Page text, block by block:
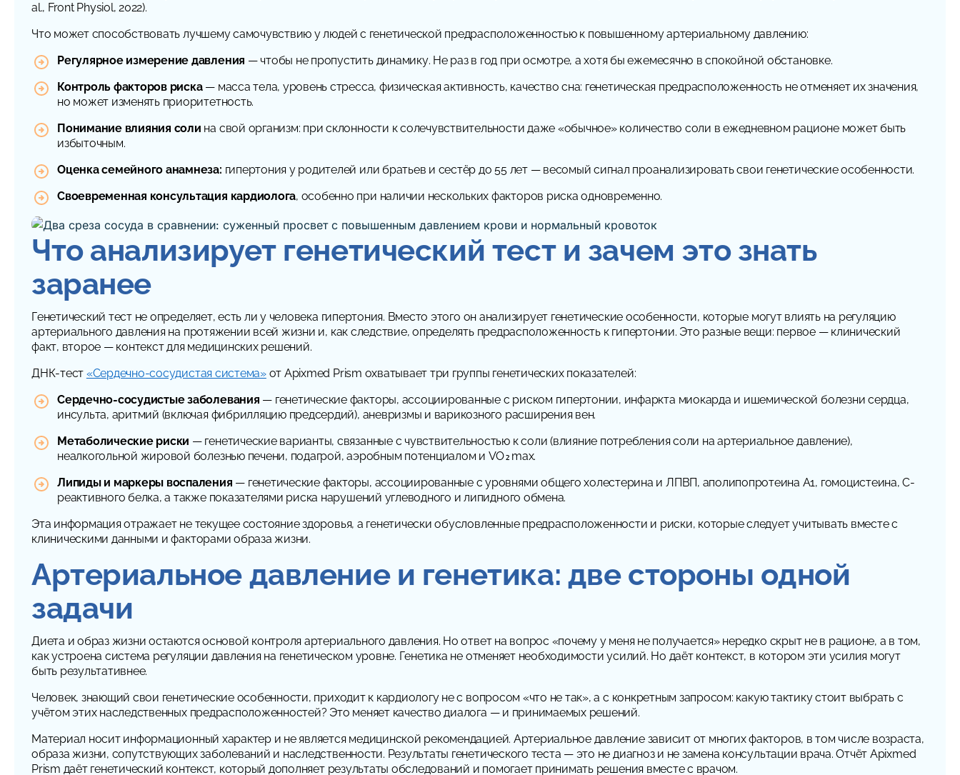
al., Front Physiol, 2022).
Что может способствовать лучшему самочувствию у людей с генетической предрасположенностью к повышенному артериальному давлению:
Регулярное измерение давления — чтобы не пропустить динамику. Не раз в год при осмотре, а хотя бы ежемесячно в спокойной обстановке.
Контроль факторов риска— масса тела, уровень стресса, физическая активность, качество сна: генетическая предрасположенность не отменяет их значения,
но может изменять приоритетность.
Понимание влияния соли на свой организм: при склонности к солечувствительности даже «обычное» количество соли в ежедневном рационе может быть
избыточным.
Оценка семейного анамнеза: гипертония у родителей или братьев и сестёр до 55 лет — весомый сигнал проанализировать свои генетические особенности.
Своевременная консультация кардиолога, особенно при наличии нескольких факторов риска одновременно.
Что анализирует генетический тест и зачем это знать
заранее
Генетический тест не определяет, есть ли у человека гипертония. Вместо этого он анализирует генетические особенности, которые могут влиять на регуляцию
артериального давления на протяжении всей жизни и, как следствие, определять предрасположенность к гипертонии. Это разные вещи: первое — клинический
факт, второе — контекст для медицинских решений.
ДНК-тест «Сердечно-сосудистая система»от Apixmed Prism охватывает три группы генетических показателей:
Сердечно-сосудистые заболевания — генетические факторы, ассоциированные с риском гипертонии, инфаркта миокарда и ишемической болезни сердца,
инсульта, аритмий (включая фибрилляцию предсердий), аневризмы и варикозного расширения вен.
Метаболические риски — генетические варианты, связанные с чувствительностью к соли (влияние потребления соли на артериальное давление),
неалкогольной жировой болезнью печени, подагрой, аэробным потенциалом и VO₂max.
Липиды и маркеры воспаления — генетические факторы, ассоциированные с уровнями общего холестерина и ЛПВП, аполипопротеина A1, гомоцистеина, C-
реактивного белка, а также показателями риска нарушений углеводного и липидного обмена.
Эта информация отражает не текущее состояние здоровья, а генетически обусловленные предрасположенности и риски, которые следует учитывать вместе с
клиническими данными и факторами образа жизни.
Артериальное давление и генетика: две стороны одной
задачи
Диета и образ жизни остаются основой контроля артериального давления. Но ответ на вопрос «почему у меня не получается» нередко скрыт не в рационе, а в том,
как устроена система регуляции давления на генетическом уровне. Генетика не отменяет необходимости усилий. Но даёт контекст, в котором эти усилия могут
быть результативнее.
Человек, знающий свои генетические особенности, приходит к кардиологу не с вопросом «что не так», а с конкретным запросом: какую тактику стоит выбрать с
учётом этих наследственных предрасположенностей? Это меняет качество диалога — и принимаемых решений.
Материал носит информационный характер и не является медицинской рекомендацией. Артериальное давление зависит от многих факторов, в том числе возраста,
образа жизни, сопутствующих заболеваний и наследственности. Результаты генетического теста — это не диагноз и не замена консультации врача. Отчёт Apixmed
Prism даёт генетический контекст, который дополняет результаты обследований и помогает принимать решения вместе с врачом.